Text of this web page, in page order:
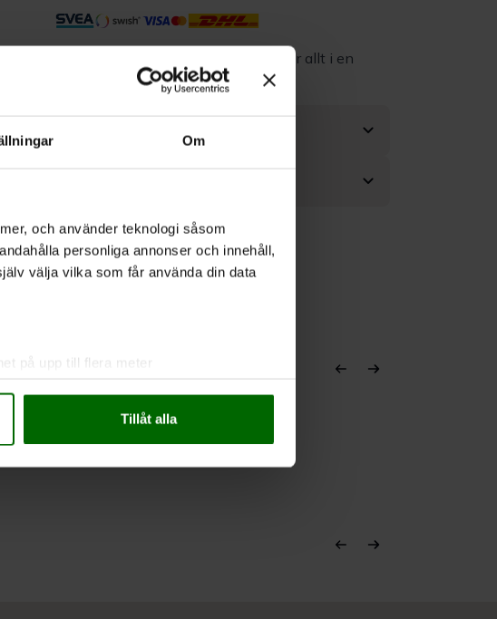
Om
och använder teknologi såsom
personliga annonser och innehåll,
välja vilka som får använda din data
på upp till flera meter
(fingeravtryck)
detaljsektionen
och annan information från din enhet
Tillåt alla
Eget lager allt i en
leverans